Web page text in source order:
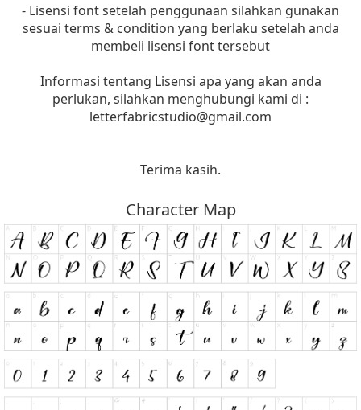
- Lisensi font setelah penggunaan silahkan gunakan
sesuai terms & condition yang berlaku setelah anda
membeli lisensi font tersebut
Informasi tentang Lisensi apa yang akan anda
perlukan, silahkan menghubungi kami di :
letterfabricstudio@gmail.com
Terima kasih.
Character Map